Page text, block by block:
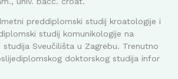
preddiplomski studij kroatologije i
studij komunikologije na
studija Sveučilišta u Zagrebu. Trenutno
doktorskog studija infor